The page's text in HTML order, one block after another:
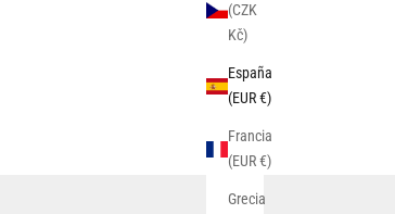
(CZK
Kč)
España
(EUR €)
Francia
(EUR €)
Grecia